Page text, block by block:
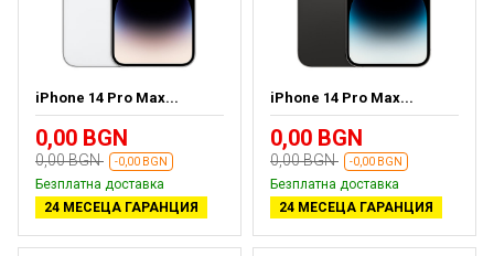
iPhone 14 Pro Max...
0,00 BGN
0,00 BGN -0,00 BGN
Безплатна доставка
24 МЕСЕЦА ГАРАНЦИЯ
iPhone 14 Pro Max...
0,00 BGN
0,00 BGN -0,00 BGN
Безплатна доставка
24 МЕСЕЦА ГАРАНЦИЯ